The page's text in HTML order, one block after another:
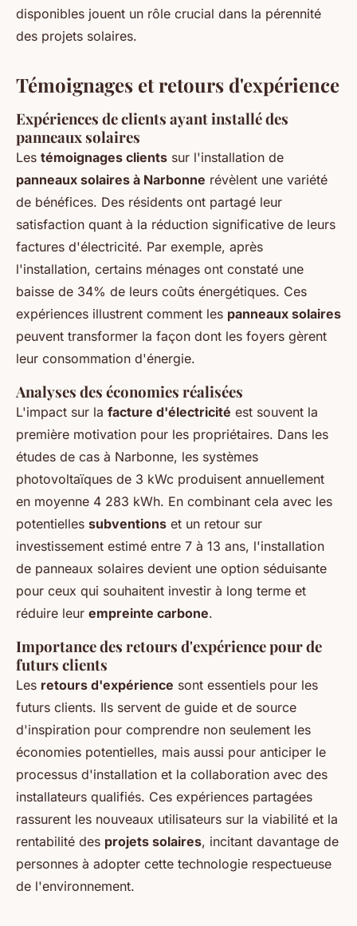
disponibles jouent un rôle crucial dans la pérennité
des projets solaires.
Témoignages et retours d'expérience
Expériences de clients ayant installé des
panneaux solaires
Les témoignages clients sur l'installation de
panneaux solaires à Narbonne révèlent une variété
de bénéfices. Des résidents ont partagé leur
satisfaction quant à la réduction significative de leurs
factures d'électricité. Par exemple, après
l'installation, certains ménages ont constaté une
baisse de 34% de leurs coûts énergétiques. Ces
expériences illustrent comment les panneaux solaires
peuvent transformer la façon dont les foyers gèrent
leur consommation d'énergie.
Analyses des économies réalisées
L'impact sur la facture d'électricité est souvent la
première motivation pour les propriétaires. Dans les
études de cas à Narbonne, les systèmes
photovoltaïques de 3 kWc produisent annuellement
en moyenne 4 283 kWh. En combinant cela avec les
potentielles subventions et un retour sur
investissement estimé entre 7 à 13 ans, l'installation
de panneaux solaires devient une option séduisante
pour ceux qui souhaitent investir à long terme et
réduire leur empreinte carbone.
Importance des retours d'expérience pour de
futurs clients
Les retours d'expérience sont essentiels pour les
futurs clients. Ils servent de guide et de source
d'inspiration pour comprendre non seulement les
économies potentielles, mais aussi pour anticiper le
processus d'installation et la collaboration avec des
installateurs qualifiés. Ces expériences partagées
rassurent les nouveaux utilisateurs sur la viabilité et la
rentabilité des projets solaires, incitant davantage de
personnes à adopter cette technologie respectueuse
de l'environnement.